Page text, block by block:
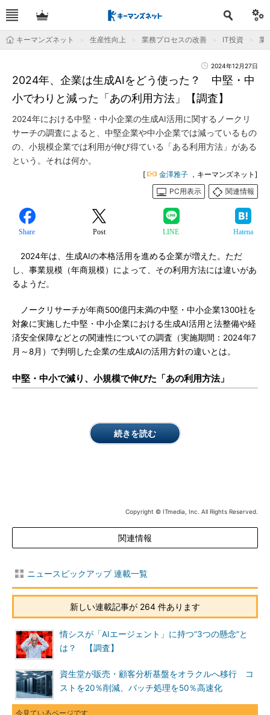
キーマンズネット 生産性向上 業務プロセスの改善 IT投資 業
2024年12月27日
2024年、企業は生成AIをどう使った？ 中堅・中
小でわりと減った「あの利用方法」【調査】
2024年における中堅・中小企業の生成AI活用に関するノークリ
サーチの調査によると、中堅企業や中小企業では減っているもの
の、小規模企業では利用が伸び得ている「ある利用方法」がある
という。それは何か。
[ 金澤雅子 ，キーマンズネット]
PC用表示
関連情報
Share Post LINE Hatena
2024年は、生成AIの本格活用を進める企業が増えた。ただ
し、事業規模（年商規模）によって、その利用方法には違いがあ
るようだ。
ノークリサーチが年商500億円未満の中堅・中小企業1300社を
対象に実施した中堅・中小企業における生成AI活用と法整備や経
済安全保障などとの関連性についての調査（実施期間：2024年7
月～8月）で判明した企業の生成AIの活用方針の違いとは。
中堅・中小で減り、小規模で伸びた「あの利用方法」
続きを読む
Copyright © ITmedia, Inc. All Rights Reserved.
関連情報
ニュースピックアップ 連載一覧
新しい連載記事が 264 件あります
情シスが「AIエージェント」に持つ“3つの懸念”と
は？ 【調査】
資生堂が販売・顧客分析基盤をオラクルへ移行 コ
ストを20％削減、バッチ処理を50％高速化